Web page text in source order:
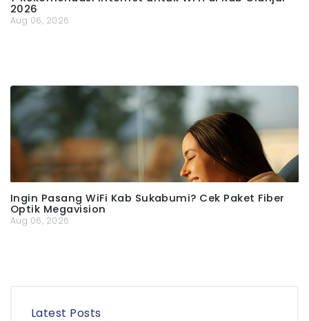
2026
Aug 06, 2026
Ingin Pasang WiFi Kab Sukabumi? Cek Paket Fiber
Optik Megavision
Aug 06, 2026
Latest Posts